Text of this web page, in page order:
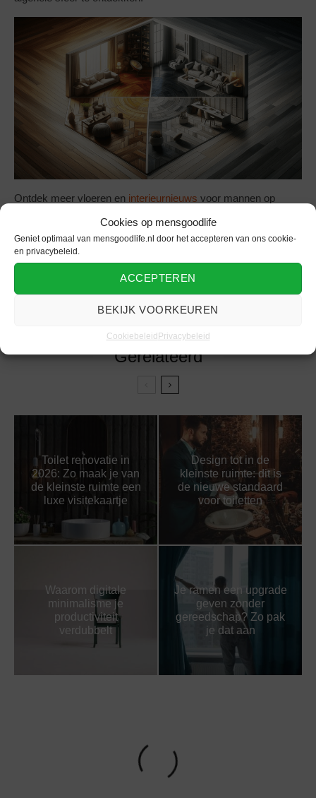
Cookies op mensgoodlife
Geniet optimaal van mensgoodlife.nl door het accepteren van ons cookie-
en privacybeleid.
ACCEPTEREN
BEKIJK VOORKEUREN
CookiebeleidPrivacybeleid
Ontdek meer vloeren en interieurnieuws voor mannen op
LAMINAAT
Gerelateerd
Toilet renovatie in
2026: Zo maak je van
de kleinste ruimte een
luxe visitekaartje
Design tot in de
kleinste ruimte: dit is
de nieuwe standaard
voor toiletten
Waarom digitale
minimalisme je
productiviteit
verdubbelt
Je ramen een upgrade
geven zonder
gereedschap? Zo pak
je dat aan